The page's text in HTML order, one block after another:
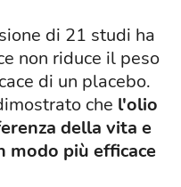
di 21 studi ha
non riduce il peso
di un placebo.
che l'olio
della vita e
più efficace